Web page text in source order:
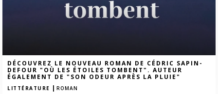
DÉCOUVREZ LE NOUVEAU ROMAN DE CÉDRIC SAPIN-
DEFOUR "OÙ LES ÉTOILES TOMBENT". AUTEUR
ÉGALEMENT DE "SON ODEUR APRÈS LA PLUIE"
LITTÉRATURE | ROMAN